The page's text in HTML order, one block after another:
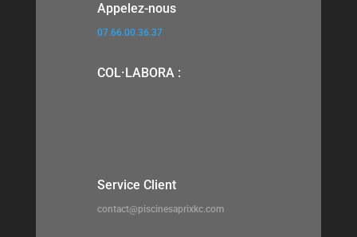
Appelez-nous
07.66.00.36.37
COL·LABORA :
Service Client
contact@piscinesaprixkc.com